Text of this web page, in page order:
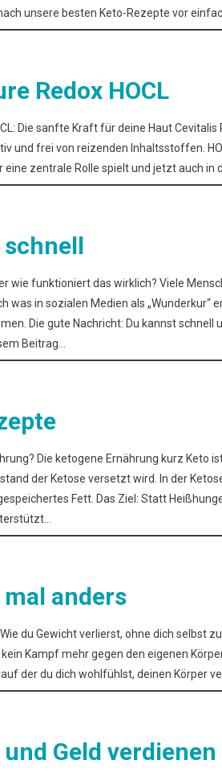
unsere besten Keto-Rezepte vor
Redox HOCL
Die sanfte Kraft für deine Haut
und frei von reizenden Inhaltsstoffen.
zentrale Rolle spielt und jetzt auch in
wie funktioniert das wirklich? Viele
was in sozialen Medien als
Die gute Nachricht: Du kannst schnell
Beitrag…
Die ketogene Ernährung kurz
der Ketose versetzt wird. In der
Fett. Das Ziel: Statt
anders
du Gewicht verlierst, ohne dich selbst
Kampf mehr gegen den eigenen
der du dich wohlfühlst, deinen Körper
Geld verdienen